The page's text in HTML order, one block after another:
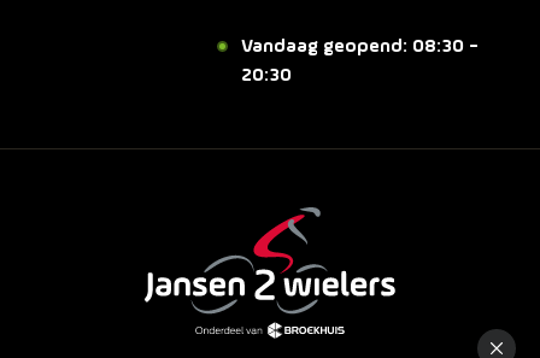
Vandaag geopend: 08:30 -
20:30